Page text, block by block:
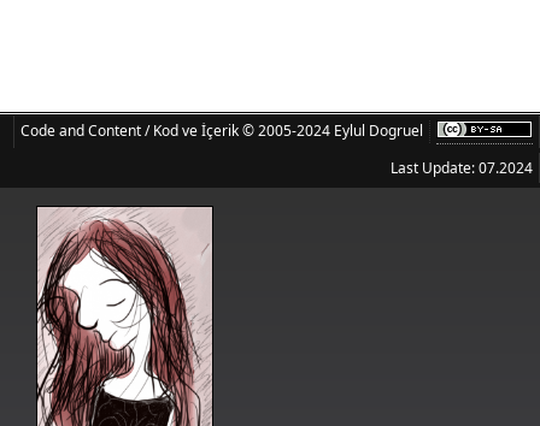
Code and Content / Kod ve İçerik © 2005-2024 Eylul Dogruel
Last Update: 07.2024